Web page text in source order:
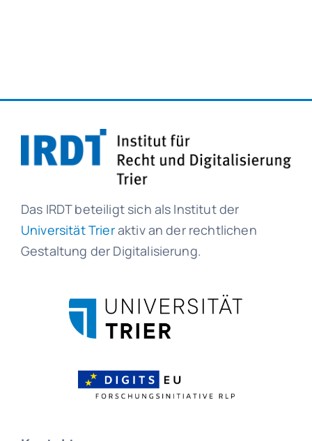
Das IRDT beteiligt sich als Institut der
Universität Trieraktiv an der rechtlichen
Gestaltung der Digitalisierung.